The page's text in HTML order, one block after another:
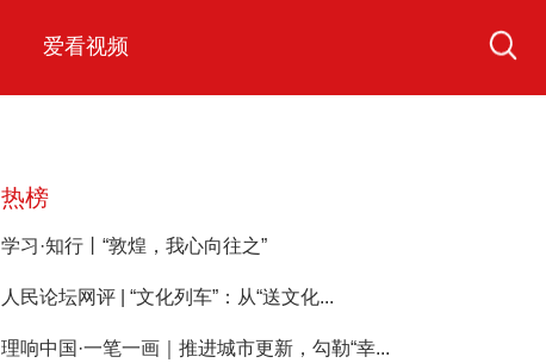
爱看视频
热榜
学习·知行丨“敦煌，我心向往之”
人民论坛网评 | “文化列车”：从“送文化...
理响中国·一笔一画｜推进城市更新，勾勒“幸...